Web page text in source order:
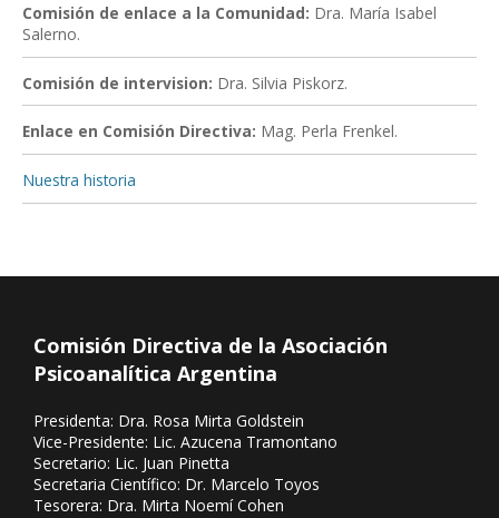
Comisión de enlace a la Comunidad: Dra. María Isabel
Salerno.
Comisión de intervision: Dra. Silvia Piskorz.
Enlace en Comisión Directiva: Mag. Perla Frenkel.
Nuestra historia
Comisión Directiva de la Asociación
Psicoanalítica Argentina
Presidenta: Dra. Rosa Mirta Goldstein
Vice-Presidente: Lic. Azucena Tramontano
Secretario: Lic. Juan Pinetta
Secretaria Científico: Dr. Marcelo Toyos
Tesorera: Dra. Mirta Noemí Cohen